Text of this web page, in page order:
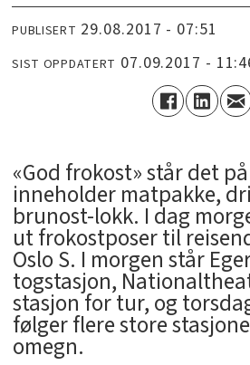
PUBLISERT 29.08.2017 - 07:51
SIST OPPDATERT 07.09.2017 -
«God frokost» står det
inneholder matpakke,
brunost-lokk. I dag
ut frokostposer til
Oslo S. I morgen står
togstasjon,
stasjon for tur, og
følger flere store
omegn.